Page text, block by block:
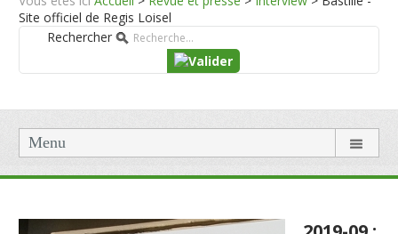
Site officiel de Regis Loisel
Rechercher
Menu